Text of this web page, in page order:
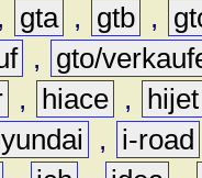
, gta , gtb ,
,
gto/
, hiace ,
hijet
,
i-road